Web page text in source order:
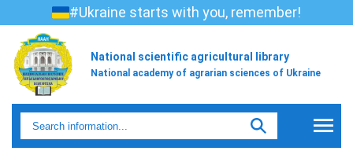
#Ukraine starts with you, remember!
National scientific agricultural library
National academy of agrarian sciences of Ukraine